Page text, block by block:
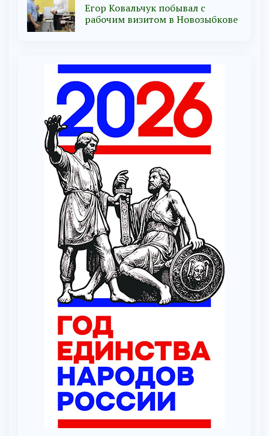
Егор Ковальчук побывал с
рабочим визитом в Новозыбкове